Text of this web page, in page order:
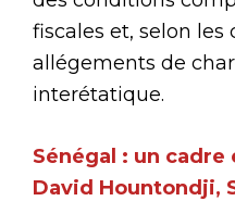
fiscales et, selon les
allégements de
interétatique.
Sénégal : un
David Hountondji,